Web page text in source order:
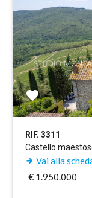
RIF. 3311
Castello
Vai alla
€ 1.950.000